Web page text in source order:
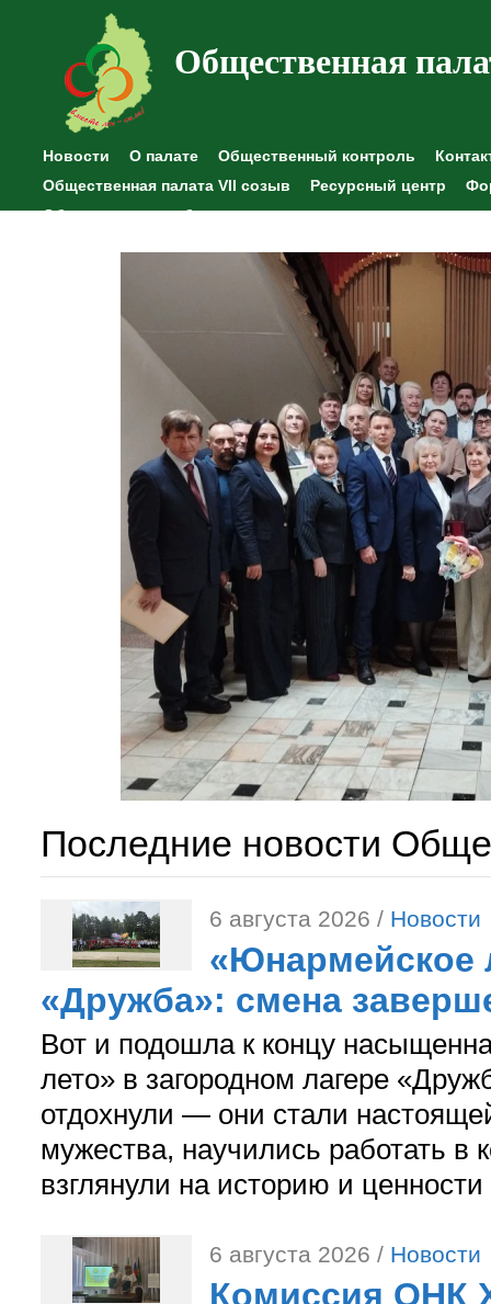
Общественная
Новости О палате Общественный контроль
Общественная палата VII созыв
Ресурсный центр
Общественные наблюдения
Последние новости
6 августа 2026 / Новости
«Юнармейское
«Дружба»: смена
Вот и подошла к концу
лето» в загородном лагере
отдохнули — они стали
мужества, научились работать в
взглянули на историю и
6 августа 2026 / Новости
Комиссия ОНК